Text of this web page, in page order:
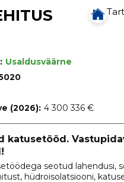
Usaldusväärne
(2026): 4 300 336 €
katusetööd.
seotud lahendusi,
hüdroisolatsiooni,